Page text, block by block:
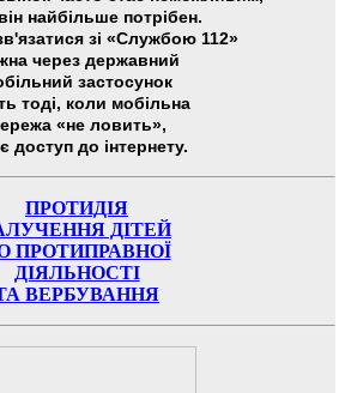
найбільше потрібен.
зі «Службою 112»
через державний
застосунок
тоді, коли мобільна
«не ловить»,
доступ до інтернету.
ПРОТИДІЯ
ДІТЕЙ
ПРОТИПРАВНОЇ
ДІЯЛЬНОСТІ
ВЕРБУВАННЯ